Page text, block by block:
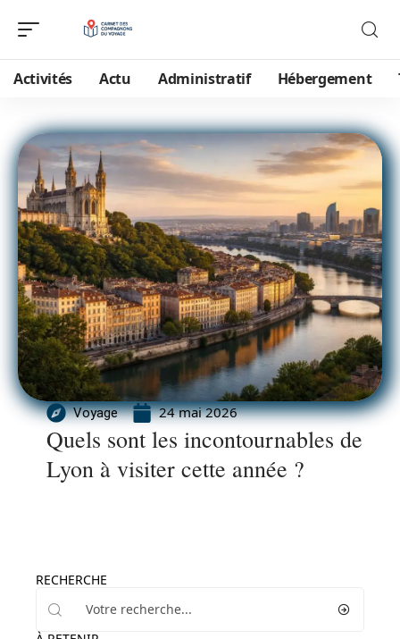
Activités Actu Administratif Hébergement
Voyage 24 mai 2026
Quels sont les incontournables de
Lyon à visiter cette année ?
RECHERCHE